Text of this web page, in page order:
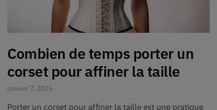
Combien de temps porter un
corset pour affiner la taille
janvier 7, 2025
Porter un corset pour affiner la taille est une pratique